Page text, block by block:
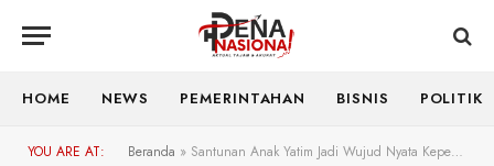
HOME NEWS PEMERINTAHAN BISNIS POLITIK
YOU ARE AT: Beranda » Santunan Anak Yatim Jadi Wujud Nyata Kepedulian Pemuda Pancasila kepada Masyarakat